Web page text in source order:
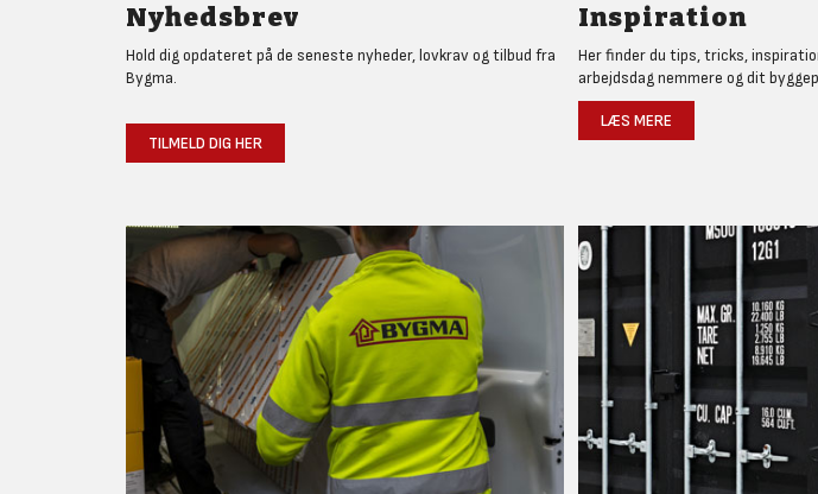
Nyhedsbrev
Hold dig opdateret på de seneste nyheder, lovkrav og tilbud fra
Bygma.
TILMELD DIG HER
Inspiration
Her finder du tips, tricks,
arbejdsdag nemmere og dit
LÆS MERE